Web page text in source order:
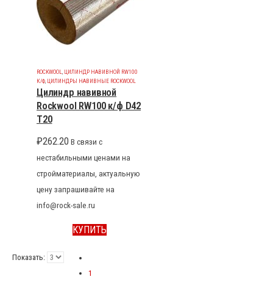
ROCKWOOL
ЦИЛИНДР НАВИВНОЙ RW100
К/Ф ЦИЛИНДРЫ НАВИВНЫЕ ROCKWOOL
Цилиндр навивной
Rockwool RW100 к/ф D42
T20
₽262.20 В связи с
нестабильными ценами на
стройматериалы, актуальную
цену запрашивайте на
info@rock-sale.ru
КУПИТЬ
Показать:
1